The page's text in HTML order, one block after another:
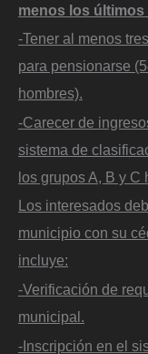
menos los últimos
-Tener al menos
para pensionarse
hombres).
-Carecer de
sistema de
los grupos A, B y C
Los interesados
municipio con su
incluye:
-Verificación de
municipal.
-Inscripción en el